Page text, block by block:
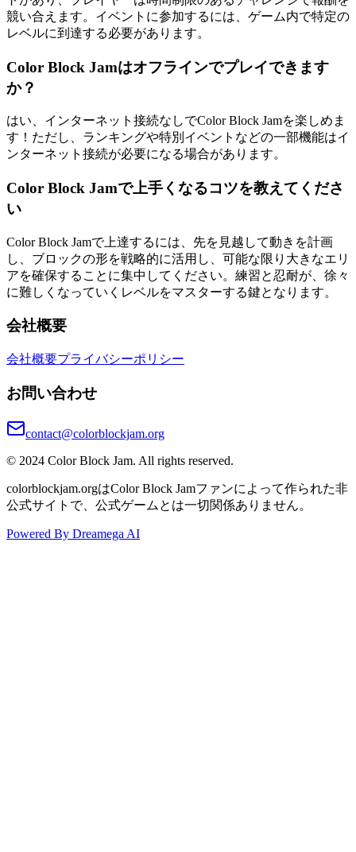
競い合えます。イベントに参加するには、ゲーム内で特定の
レベルに到達する必要があります。
Color Block Jamはオフラインでプレイできます
か？
はい、インターネット接続なしでColor Block Jamを楽しめま
す！ただし、ランキングや特別イベントなどの一部機能はイ
ンターネット接続が必要になる場合があります。
Color Block Jamで上手くなるコツを教えてくださ
い
Color Block Jamで上達するには、先を見越して動きを計画
し、ブロックの形を戦略的に活用し、可能な限り大きなエリ
アを確保することに集中してください。練習と忍耐が、徐々
に難しくなっていくレベルをマスターする鍵となります。
会社概要
会社概要プライバシーポリシー
お問い合わせ
contact@colorblockjam.org
© 2024 Color Block Jam. All rights reserved.
colorblockjam.orgはColor Block Jamファンによって作られた非
公式サイトで、公式ゲームとは一切関係ありません。
Powered By Dreamega AI